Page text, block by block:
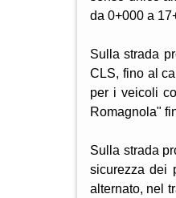
da 0+000 a
Sulla strada
CLS, fino al
per i veicoli
Romagnola"
Sulla strada
sicurezza dei
alternato, nel